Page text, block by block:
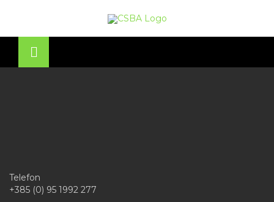
Telefon
+385 (0) 95 1992 277